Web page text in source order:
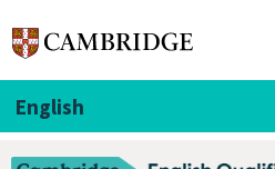
English